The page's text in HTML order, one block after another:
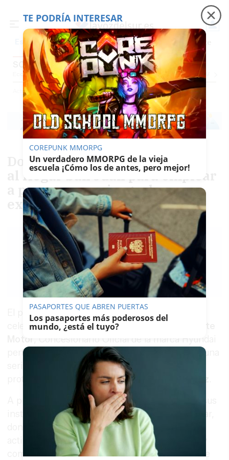
Es noticia Precio luz Padre Coraje Fábrica de botellas
SOCIEDAD
EconomíaSociedadInternacionalPolíticaEcología Educación Salud
Actualidad Sociedad
Donan una lavadora industrial
al Hogar San Juan para emplear
a personas en riesgo de
exclusión
LAVOZDELSUR.ES
30/01/2019
FacebookWhatsApp
CopyGuardar 0
El pasado mes de diciembre, con motivo de la
celebración del décimo aniversario de
Motor
, Concesionario Oficial de la marca Hyundai
perteneciente al Grupo Solera, se organizaron una
serie de eventos en los que el principal
protagonista fue elHogar de San Juan de Jerez
A principios de mes, Guadalete Motor invitó a sus
instalaciones a un grupo de residentes del Hogar,
donde pudieron conocer de primera mano la
actividad diaria que se realiza en la Concesión y
compartir experiencias con los profesionales de
TE PODRÍA INTERESAR
COREPUNK MMORPG
Un verdadero MMORPG de la vieja
escuela ¡Cómo los de antes, pero mejor!
PASAPORTES QUE ABREN PUERTAS
Los pasaportes más poderosos del
mundo, ¿está el tuyo?